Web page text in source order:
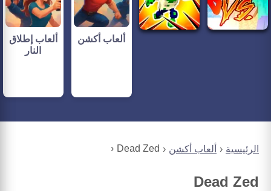
الرئيسية ألعاب أكشن Dead Zed
Dead Zed
ألعاب أكشن
ألعاب إطلاق
النار